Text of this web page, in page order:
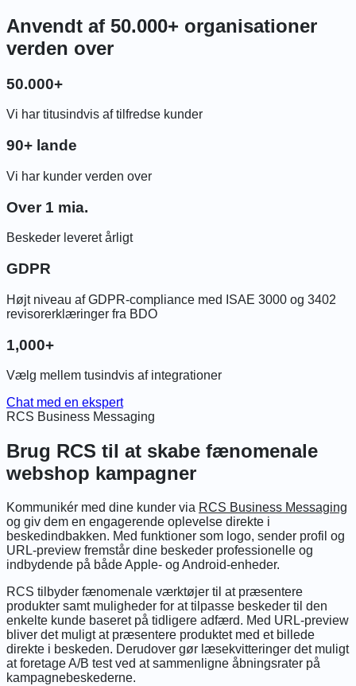
Anvendt af 50.000+ organisationer
verden over
50.000+
Vi har titusindvis af tilfredse kunder
90+ lande
Vi har kunder verden over
Over 1 mia.
Beskeder leveret årligt
GDPR
Højt niveau af GDPR-compliance med ISAE 3000 og 3402
revisorerklæringer fra BDO
1,000+
Vælg mellem tusindvis af integrationer
Chat med en ekspert
RCS Business Messaging
Brug RCS til at skabe fænomenale
webshop kampagner
Kommunikér med dine kunder via RCS Business Messaging
og giv dem en engagerende oplevelse direkte i
beskedindbakken. Med funktioner som logo, sender profil og
URL-preview fremstår dine beskeder professionelle og
indbydende på både Apple- og Android-enheder.
RCS tilbyder fænomenale værktøjer til at præsentere
produkter samt muligheder for at tilpasse beskeder til den
enkelte kunde baseret på tidligere adfærd. Med URL-preview
bliver det muligt at præsentere produktet med et billede
direkte i beskeden. Derudover gør læsekvitteringer det muligt
at foretage A/B test ved at sammenligne åbningsrater på
kampagnebeskederne.